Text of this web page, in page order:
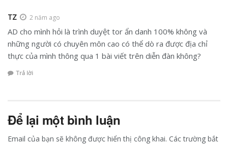
TZ 2 năm ago
AD cho mình hỏi là trình duyệt tor ẩn danh 100% không và
những người có chuyên môn cao có thể dò ra được địa chỉ
thực của mình thông qua 1 bài viết trên diễn đàn không?
Trả lời
Để lại một bình luận
Email của bạn sẽ không được hiển thị công khai. Các trường bắt